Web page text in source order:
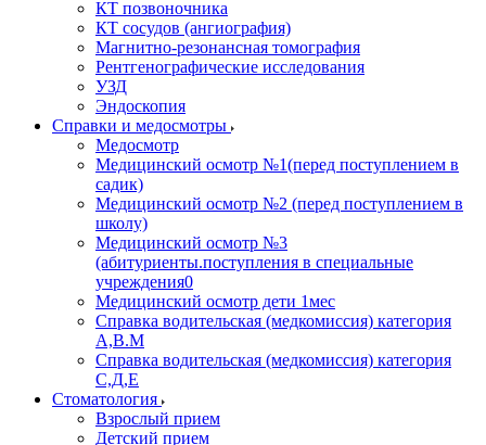
КТ позвоночника
КТ сосудов (ангиография)
Магнитно-резонансная томография
Рентгенографические исследования
УЗД
Эндоскопия
Справки и медосмотры
Медосмотр
Медицинский осмотр №1(перед поступлением в
садик)
Медицинский осмотр №2 (перед поступлением в
школу)
Медицинский осмотр №3
(абитуриенты.поступления в специальные
учреждения0
Медицинский осмотр дети 1мес
Справка водительская (медкомиссия) категория
А,В.М
Справка водительская (медкомиссия) категория
С,Д,Е
Стоматология
Взрослый прием
Детский прием